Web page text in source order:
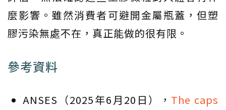
麼影響。雖然消費者可避開金屬瓶蓋，但塑
膠污染無處不在，真正能做的很有限。
參考資料
ANSES（2025年6月20日）， The caps